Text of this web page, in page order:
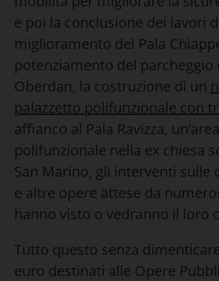
e poi la conclusione dei lavori
miglioramento del Pala
potenziamento del parcheggio
Oberdan, la costruzione di un
palazzetto polifunzionale con
affianco al Pala Ravizza, un’area
polifunzionale nella ex chiesa
San Marino, gli interventi sulle
e altre opere attese da
hanno visto o vedranno il loro
Tutto questo senza
euro destinati alle Opere